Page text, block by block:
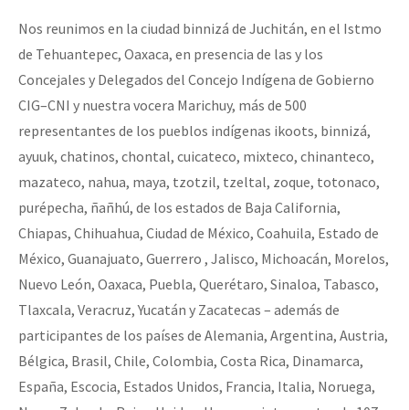
Nos reunimos en la ciudad binnizá de Juchitán, en el Istmo
de Tehuantepec, Oaxaca, en presencia de las y los
Concejales y Delegados del Concejo Indígena de Gobierno
CIG–CNI y nuestra vocera Marichuy, más de 500
representantes de los pueblos indígenas ikoots, binnizá,
ayuuk, chatinos, chontal, cuicateco, mixteco, chinanteco,
mazateco, nahua, maya, tzotzil, tzeltal, zoque, totonaco,
purépecha, ñañhú, de los estados de Baja California,
Chiapas, Chihuahua, Ciudad de México, Coahuila, Estado de
México, Guanajuato, Guerrero , Jalisco, Michoacán, Morelos,
Nuevo León, Oaxaca, Puebla, Querétaro, Sinaloa, Tabasco,
Tlaxcala, Veracruz, Yucatán y Zacatecas – además de
participantes de los países de Alemania, Argentina, Austria,
Bélgica, Brasil, Chile, Colombia, Costa Rica, Dinamarca,
España, Escocia, Estados Unidos, Francia, Italia, Noruega,